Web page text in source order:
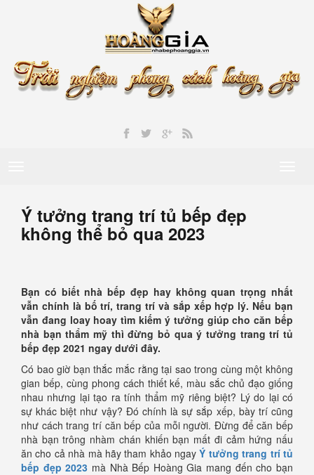
Ý tưởng trang trí tủ bếp đẹp
không thể bỏ qua 2023
Bạn có biết nhà bếp đẹp hay không quan trọng nhất
vẫn chính là bố trí, trang trí và sắp xếp hợp lý. Nếu bạn
vẫn đang loay hoay tìm kiếm ý tưởng giúp cho căn bếp
nhà bạn thẩm mỹ thì đừng bỏ qua ý tưởng trang trí tủ
bếp đẹp 2021 ngay dưới đây.
Có bao giờ bạn thắc mắc rằng tại sao trong cùng một không
gian bếp, cùng phong cách thiết kế, màu sắc chủ đạo giống
nhau nhưng lại tạo ra tính thẩm mỹ riêng biệt? Lý do lại có
sự khác biệt như vậy? Đó chính là sự sắp xếp, bày trí cũng
như cách trang trí căn bếp của mỗi người. Đừng để căn bếp
nhà bạn trông nhàm chán khiến bạn mất đi cảm hứng nấu
ăn cho cả nhà mà hãy tham khảo ngayÝ tưởng trang trí tủ
bếp đẹp 2023 mà Nhà Bếp Hoàng Gia mang đến cho bạn